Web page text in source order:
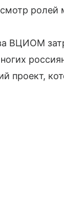
ролей
ВЦИОМ
проект,